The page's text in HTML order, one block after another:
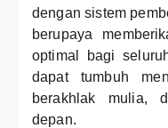
dengan sistem
berupaya
optimal bagi
dapat tumbuh
berakhlak mulia,
depan.